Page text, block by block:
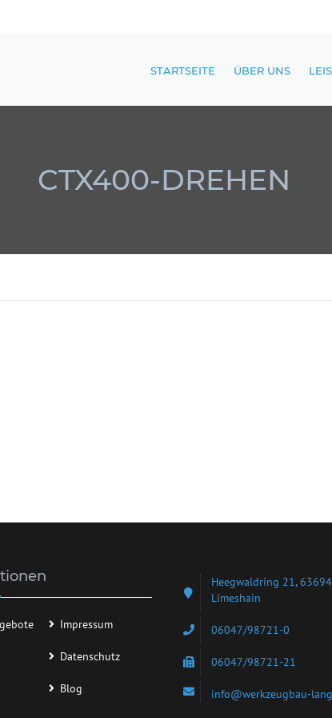
STARTSEITE ÜBER UNS
CTX400-DREHEN
Impressum
Datenschutz
Blog
Heegwaldring 21, 63694
Limeshain
06047/98721-0
06047/98721-21
info@werkzeugbau-